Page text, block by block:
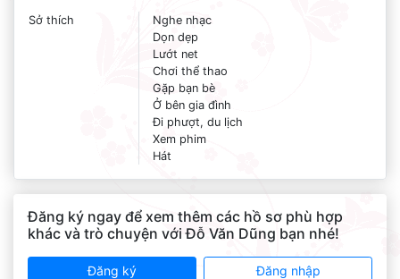
Sở thích
Nghe nhạc
Dọn dẹp
Lướt net
Chơi thể thao
Gặp bạn bè
Ở bên gia đình
Đi phượt, du lịch
Xem phim
Hát
Đăng ký ngay để xem thêm các hồ sơ phù hợp
khác và trò chuyện với Đỗ Văn Dũng bạn nhé!
Đăng ký Đăng nhập